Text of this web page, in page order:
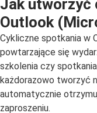
Jak utworzyć
Outlook
Cykliczne spotkania w
powtarzające się
szkolenia czy
każdorazowo tworzyć
automatycznie
zaproszeniu.